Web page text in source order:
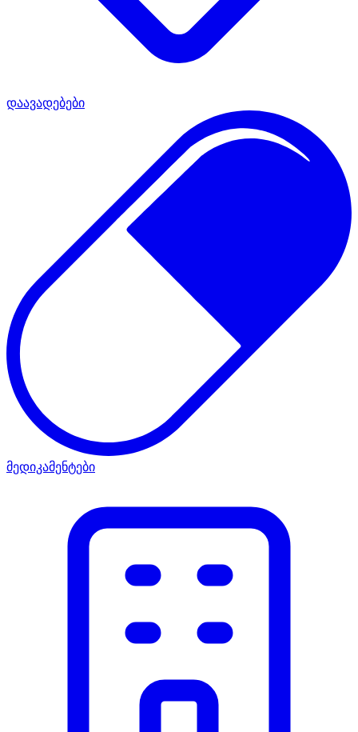
დაავადებები
მედიკამენტები